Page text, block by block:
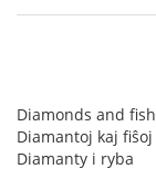
Diamonds and fish
Diamantoj kaj fiŝoj
Diamanty i ryba